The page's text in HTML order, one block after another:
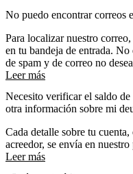
No puedo encontrar correos
Para localizar nuestro
en tu bandeja de entrada.
de spam y de correo no
Leer más
Necesito verificar el saldo
otra información sobre mi
Cada detalle sobre tu
acreedor, se envía en
Leer más